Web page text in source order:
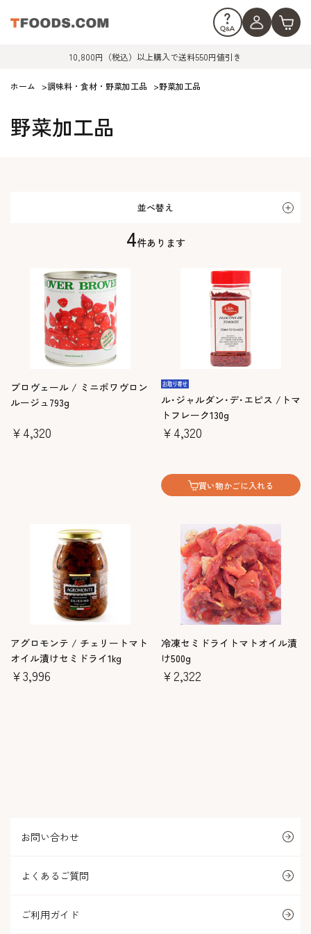
10,800円（税込）以上購入で送料550円値引き
ホーム >調味料・食材・野菜加工品 >野菜加工品
野菜加工品
並べ替え
4件あります
ブロヴェール / ミニポワヴロン
ルージュ793g
￥4,320
ル･ジャルダン･デ･エピス /トマ
トフレーク130g
￥4,320
買い物かごに入れる
アグロモンテ / チェリートマト
オイル漬けセミドライ1kg
￥3,996
冷凍セミドライトマトオイル漬
け500g
￥2,322
お問い合わせ
よくあるご質問
ご利用ガイド